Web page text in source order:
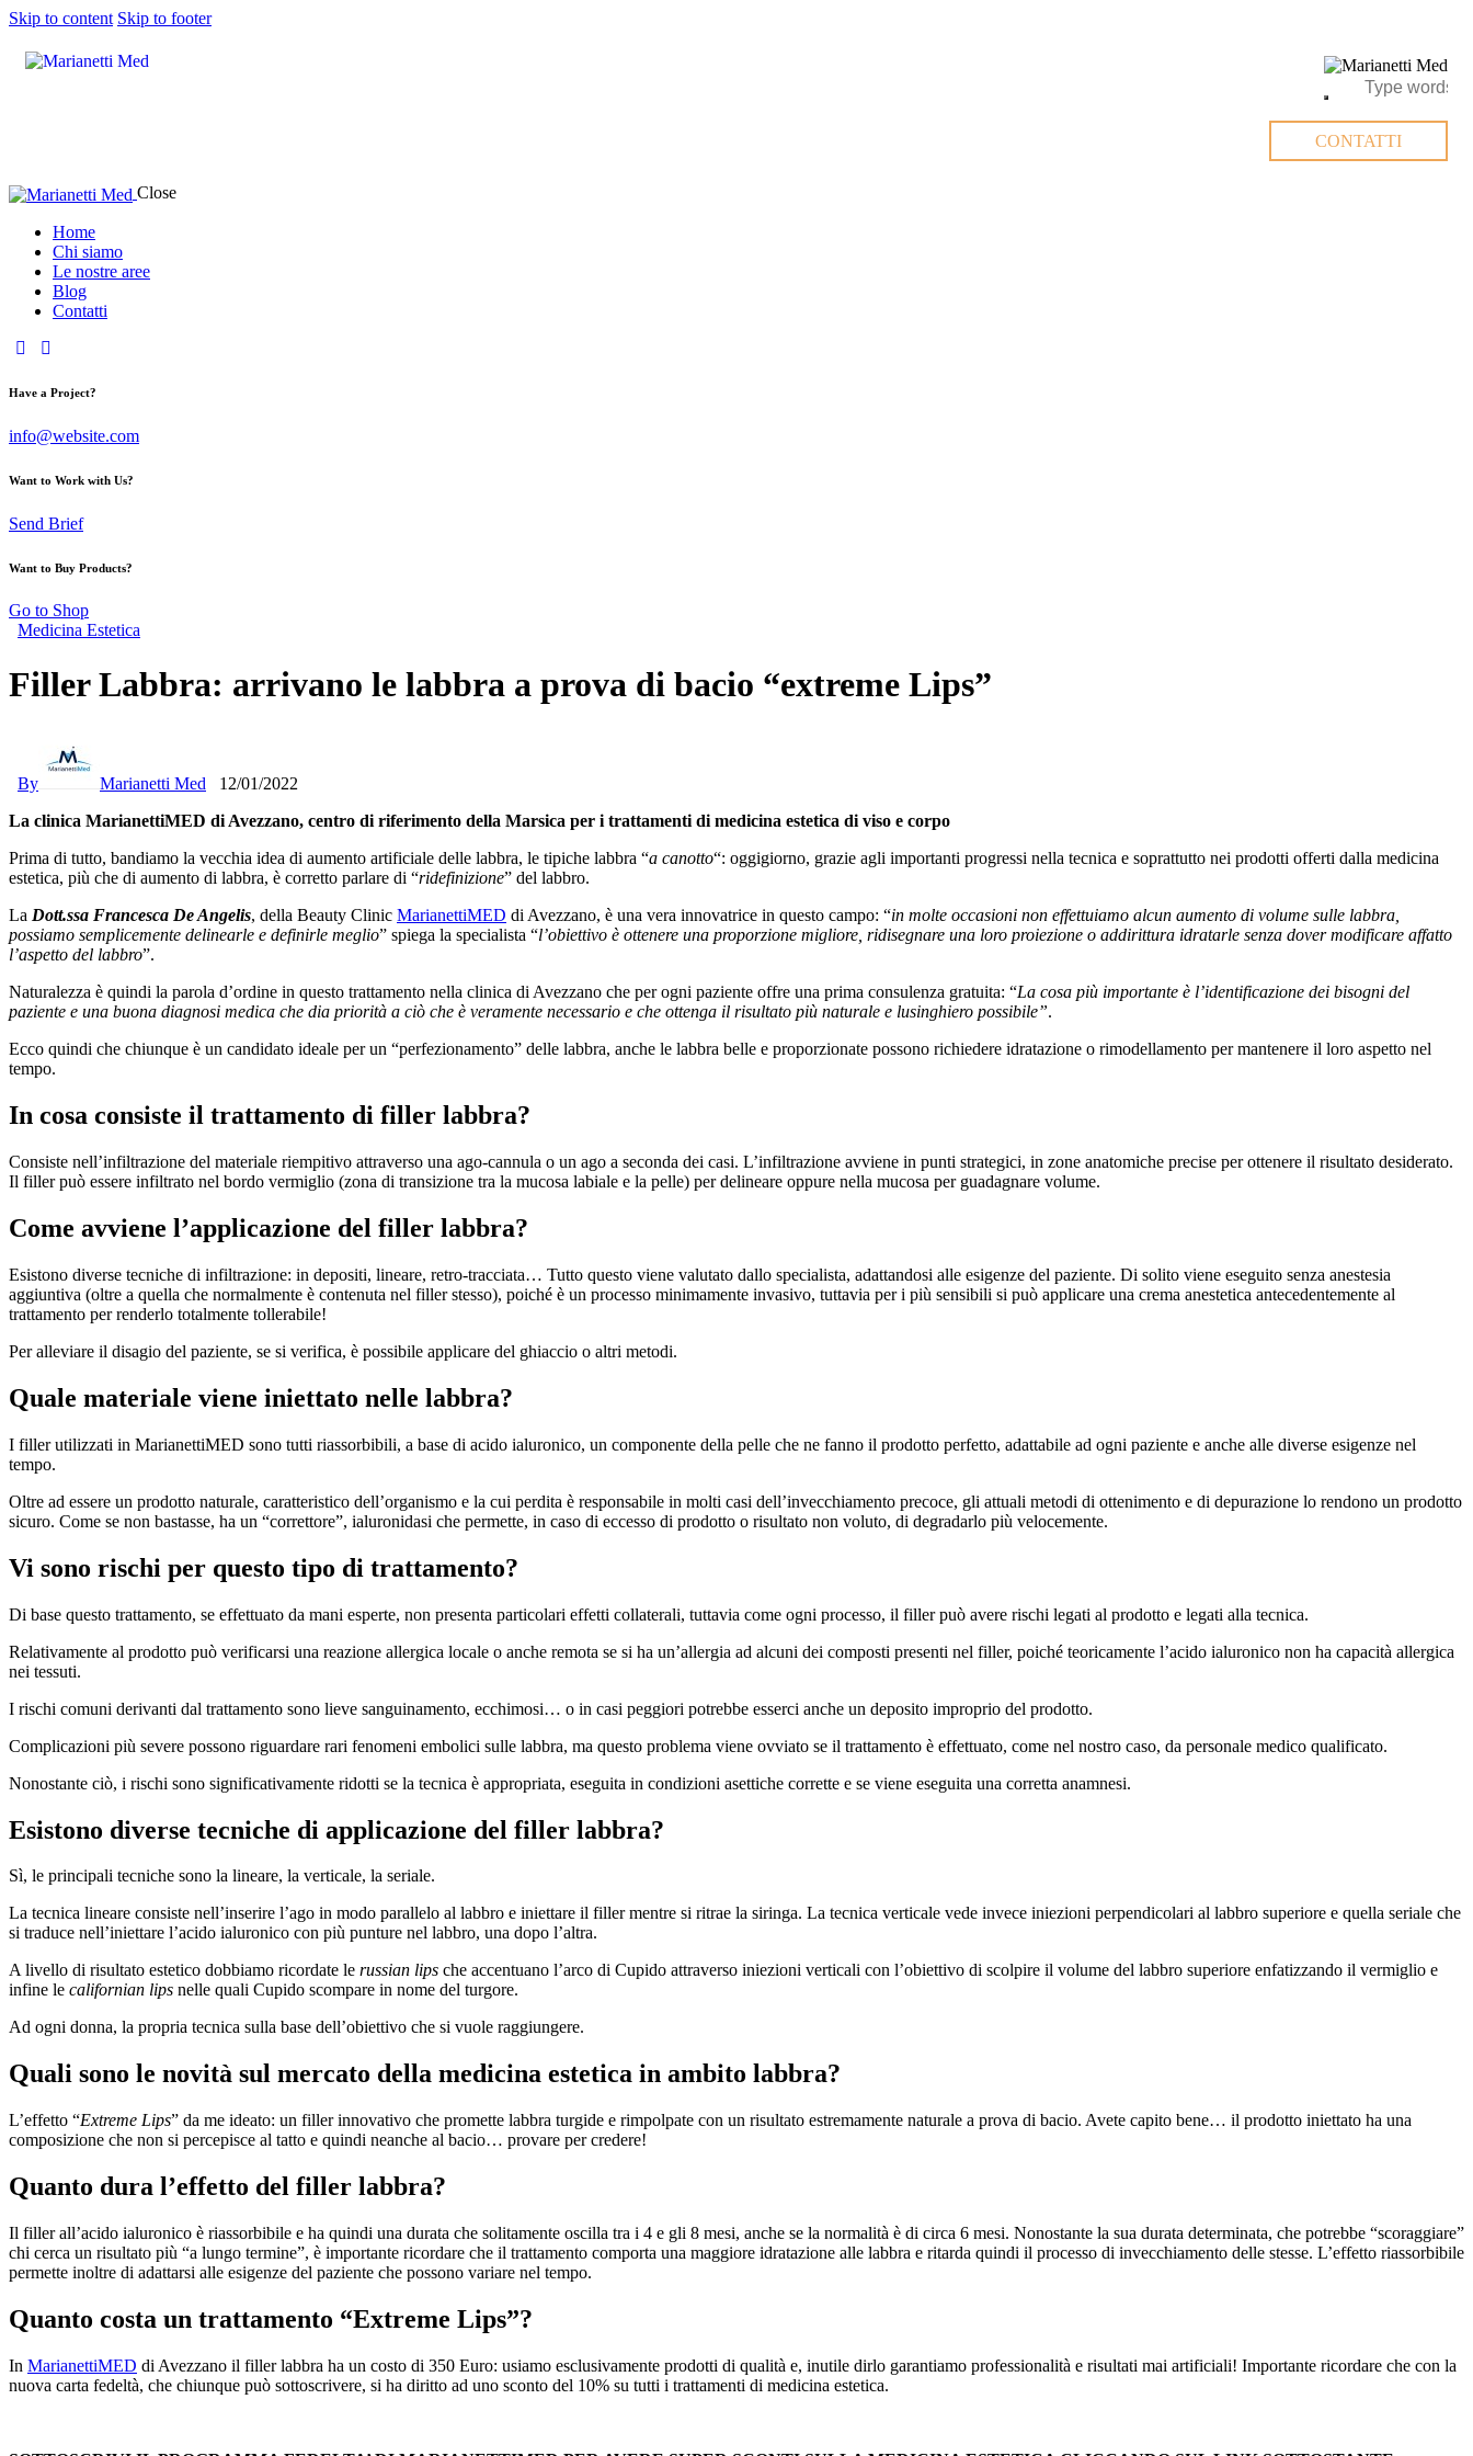
Skip to content Skip to footer
CONTATTI
Close
Home
Chi siamo
Le nostre aree
Blog
Contatti
Have a Project?
info@website.com
Want to Work with Us?
Send Brief
Want to Buy Products?
Go to Shop
Medicina Estetica
Filler Labbra: arrivano le labbra a prova di bacio “extreme Lips”
By Marianetti Med
12/01/2022
La clinica MarianettiMED di Avezzano, centro di riferimento della Marsica per i trattamenti di medicina estetica di viso e corpo
Prima di tutto, bandiamo la vecchia idea di aumento artificiale delle labbra, le tipiche labbra “a canotto“: oggigiorno, grazie agli importanti progressi nella tecnica e soprattutto nei prodotti offerti dalla medicina
estetica, più che di aumento di labbra, è corretto parlare di “ridefinizione” del labbro.
La Dott.ssa Francesca De Angelis, della Beauty Clinic MarianettiMED di Avezzano, è una vera innovatrice in questo campo: “in molte occasioni non effettuiamo alcun aumento di volume sulle labbra,
possiamo semplicemente delinearle e definirle meglio” spiega la specialista “l’obiettivo è ottenere una proporzione migliore, ridisegnare una loro proiezione o addirittura idratarle senza dover modificare affatto
l’aspetto del labbro”.
Naturalezza è quindi la parola d’ordine in questo trattamento nella clinica di Avezzano che per ogni paziente offre una prima consulenza gratuita: “La cosa più importante è l’identificazione dei bisogni del
paziente e una buona diagnosi medica che dia priorità a ciò che è veramente necessario e che ottenga il risultato più naturale e lusinghiero possibile”.
Ecco quindi che chiunque è un candidato ideale per un “perfezionamento” delle labbra, anche le labbra belle e proporzionate possono richiedere idratazione o rimodellamento per mantenere il loro aspetto nel
tempo.
In cosa consiste il trattamento di filler labbra?
Consiste nell’infiltrazione del materiale riempitivo attraverso una ago-cannula o un ago a seconda dei casi. L’infiltrazione avviene in punti strategici, in zone anatomiche precise per ottenere il risultato desiderato.
Il filler può essere infiltrato nel bordo vermiglio (zona di transizione tra la mucosa labiale e la pelle) per delineare oppure nella mucosa per guadagnare volume.
Come avviene l’applicazione del filler labbra?
Esistono diverse tecniche di infiltrazione: in depositi, lineare, retro-tracciata… Tutto questo viene valutato dallo specialista, adattandosi alle esigenze del paziente. Di solito viene eseguito senza anestesia
aggiuntiva (oltre a quella che normalmente è contenuta nel filler stesso), poiché è un processo minimamente invasivo, tuttavia per i più sensibili si può applicare una crema anestetica antecedentemente al
trattamento per renderlo totalmente tollerabile!
Per alleviare il disagio del paziente, se si verifica, è possibile applicare del ghiaccio o altri metodi.
Quale materiale viene iniettato nelle labbra?
I filler utilizzati in MarianettiMED sono tutti riassorbibili, a base di acido ialuronico, un componente della pelle che ne fanno il prodotto perfetto, adattabile ad ogni paziente e anche alle diverse esigenze nel
tempo.
Oltre ad essere un prodotto naturale, caratteristico dell’organismo e la cui perdita è responsabile in molti casi dell’invecchiamento precoce, gli attuali metodi di ottenimento e di depurazione lo rendono un prodotto
sicuro. Come se non bastasse, ha un “correttore”, ialuronidasi che permette, in caso di eccesso di prodotto o risultato non voluto, di degradarlo più velocemente.
Vi sono rischi per questo tipo di trattamento?
Di base questo trattamento, se effettuato da mani esperte, non presenta particolari effetti collaterali, tuttavia come ogni processo, il filler può avere rischi legati al prodotto e legati alla tecnica.
Relativamente al prodotto può verificarsi una reazione allergica locale o anche remota se si ha un’allergia ad alcuni dei composti presenti nel filler, poiché teoricamente l’acido ialuronico non ha capacità allergica
nei tessuti.
I rischi comuni derivanti dal trattamento sono lieve sanguinamento, ecchimosi… o in casi peggiori potrebbe esserci anche un deposito improprio del prodotto.
Complicazioni più severe possono riguardare rari fenomeni embolici sulle labbra, ma questo problema viene ovviato se il trattamento è effettuato, come nel nostro caso, da personale medico qualificato.
Nonostante ciò, i rischi sono significativamente ridotti se la tecnica è appropriata, eseguita in condizioni asettiche corrette e se viene eseguita una corretta anamnesi.
Esistono diverse tecniche di applicazione del filler labbra?
Sì, le principali tecniche sono la lineare, la verticale, la seriale.
La tecnica lineare consiste nell’inserire l’ago in modo parallelo al labbro e iniettare il filler mentre si ritrae la siringa. La tecnica verticale vede invece iniezioni perpendicolari al labbro superiore e quella seriale che
si traduce nell’iniettare l’acido ialuronico con più punture nel labbro, una dopo l’altra.
A livello di risultato estetico dobbiamo ricordate le russian lips che accentuano l’arco di Cupido attraverso iniezioni verticali con l’obiettivo di scolpire il volume del labbro superiore enfatizzando il vermiglio e
infine le californian lips nelle quali Cupido scompare in nome del turgore.
Ad ogni donna, la propria tecnica sulla base dell’obiettivo che si vuole raggiungere.
Quali sono le novità sul mercato della medicina estetica in ambito labbra?
L’effetto “Extreme Lips” da me ideato: un filler innovativo che promette labbra turgide e rimpolpate con un risultato estremamente naturale a prova di bacio. Avete capito bene… il prodotto iniettato ha una
composizione che non si percepisce al tatto e quindi neanche al bacio… provare per credere!
Quanto dura l’effetto del filler labbra?
Il filler all’acido ialuronico è riassorbibile e ha quindi una durata che solitamente oscilla tra i 4 e gli 8 mesi, anche se la normalità è di circa 6 mesi. Nonostante la sua durata determinata, che potrebbe “scoraggiare”
chi cerca un risultato più “a lungo termine”, è importante ricordare che il trattamento comporta una maggiore idratazione alle labbra e ritarda quindi il processo di invecchiamento delle stesse. L’effetto riassorbibile
permette inoltre di adattarsi alle esigenze del paziente che possono variare nel tempo.
Quanto costa un trattamento “Extreme Lips”?
In MarianettiMED di Avezzano il filler labbra ha un costo di 350 Euro: usiamo esclusivamente prodotti di qualità e, inutile dirlo garantiamo professionalità e risultati mai artificiali! Importante ricordare che con la
nuova carta fedeltà, che chiunque può sottoscrivere, si ha diritto ad uno sconto del 10% su tutti i trattamenti di medicina estetica.